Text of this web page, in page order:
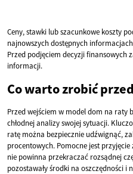
Ceny, stawki lub szacunkowe koszty
najnowszych dostępnych
Przed podjęciem decyzji finansowych
informacji.
Co warto zrobić
Przed wejściem w model dom na raty
chłodnej analizy swojej sytuacji.
ratę można bezpiecznie udźwignąć,
procentowych. Pomocne jest
nie powinna przekraczać rozsądnej
pozostawały środki na oszczędności i